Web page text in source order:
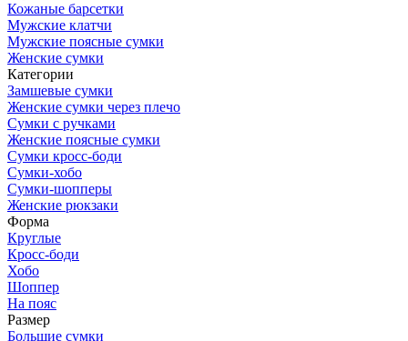
Кожаные барсетки
Мужские клатчи
Мужские поясные сумки
Женские сумки
Категории
Замшевые сумки
Женские сумки через плечо
Сумки с ручками
Женские поясные сумки
Сумки кросс-боди
Сумки-хобо
Сумки-шопперы
Женские рюкзаки
Форма
Круглые
Кросс-боди
Хобо
Шоппер
На пояс
Размер
Большие сумки